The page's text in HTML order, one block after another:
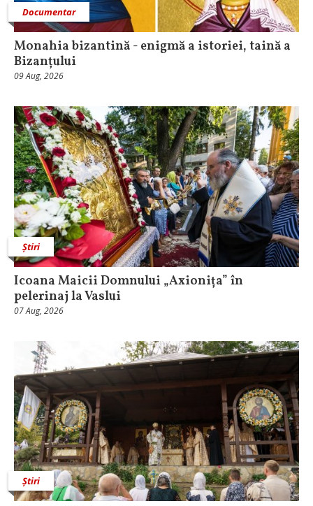
Documentar
Monahia bizantină - enigmă a istoriei, taină a
Bizanțului
09 Aug, 2026
Știri
Icoana Maicii Domnului „Axionița” în
pelerinaj la Vaslui
07 Aug, 2026
Știri